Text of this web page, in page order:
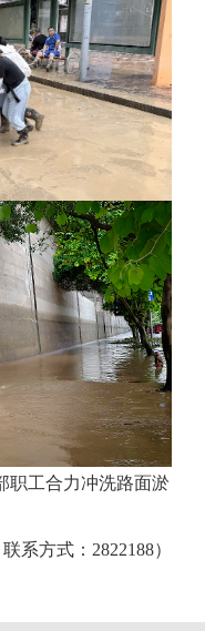
职工合力冲洗路面淤
系方式：2822188）